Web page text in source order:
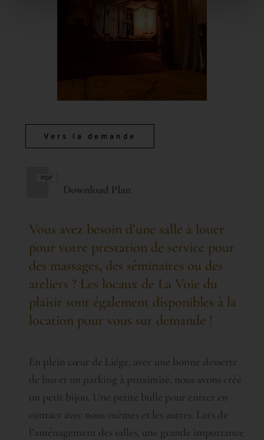
Vers la demande
Vous avez besoin d’une salle à louer
pour votre prestation de service pour
des massages, des séminaires ou des
ateliers ? Les locaux de La Voie du
plaisir sont également disponibles à la
location pour vous sur demande !
En plein cœur de Liége, avec une bonne desserte
de bus et un parking à proximité, nous avons créé
un petit bijou. Une petite bulle pour entrer en
contact avec nous-mêmes et les autres. Lors de
l’aménagement des salles, une grande importance